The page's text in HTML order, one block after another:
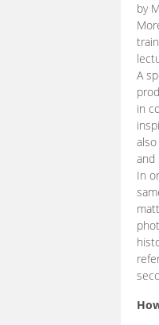
by
A
in
and
In